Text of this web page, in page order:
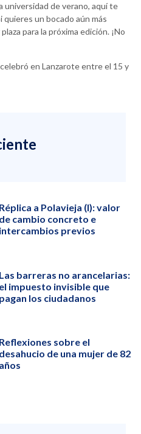
universidad de verano, aquí te
un bocado aún más
para la próxima edición. ¡No
en Lanzarote entre el 15 y
Réplica a Polavieja (I): valor
de cambio concreto e
intercambios previos
Las barreras no arancelarias:
el impuesto invisible que
pagan los ciudadanos
Reflexiones sobre el
desahucio de una mujer de 82
años